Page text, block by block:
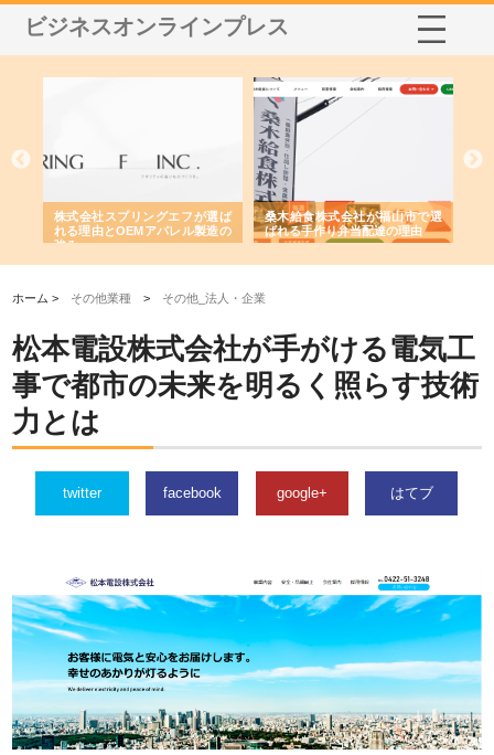
ビジネスオンラインプレス
株式会社スプリングエフが選ば
れる理由とOEMアパレル製造の
強み
桑木給食株式会社が福山市で選
ばれる手作り弁当配達の理由
ホーム > その他業種 > その他_法人・企業
松本電設株式会社が手がける電気工
事で都市の未来を明るく照らす技術
力とは
twitter facebook google+ はてブ